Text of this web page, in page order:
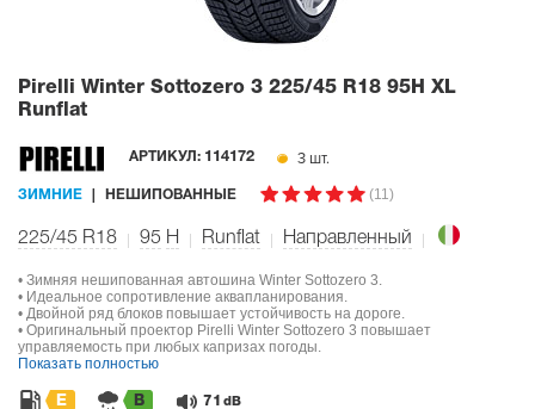
Pirelli Winter Sottozero 3 225/45 R18 95H XL
Runflat
АРТИКУЛ: 114172 3 шт.
ЗИМНИЕ НЕШИПОВАННЫЕ (11)
225/45 R18 95 H Runflat Направленный
• Зимняя нешипованная автошина Winter Sottozero 3.
• Идеальное сопротивление аквапланирования.
• Двойной ряд блоков повышает устойчивость на дороге.
• Оригинальный проектор Pirelli Winter Sottozero 3 повышает
управляемость при любых капризах погоды.
Показать полностью
E B 71 dB